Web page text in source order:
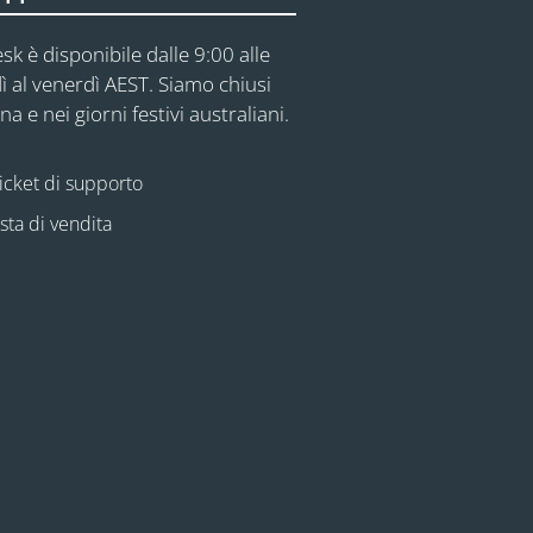
è disponibile dalle 9:00 alle
venerdì AEST. Siamo chiusi
e nei giorni festivi australiani.
di supporto
di vendita